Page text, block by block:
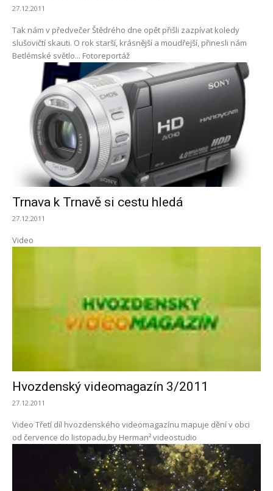
27.12.2011
Tak nám v předvečer Štědrého dne opět přišli zazpívat koledy
slušovičtí skauti. O rok starší, krásnější a moudřejší, přinesli nám
Betlémské světlo... Fotoreportáž
Trnava k Trnavě si cestu hledá
27.12.2011
Video
Hvozdenský videomagazín 3/2011
27.12.2011
Video Třetí díl hvozdenského videomagazínu mapuje dění v obci
od července do listopadu,by Herman² videostudio